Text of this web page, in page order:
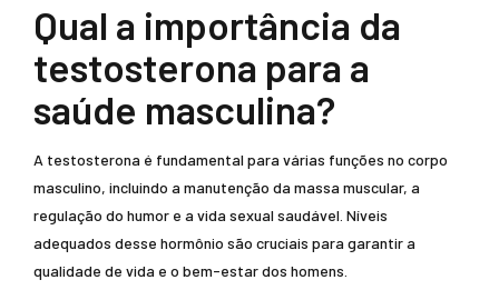
Qual a importância da
testosterona para a
saúde masculina?
A testosterona é fundamental para várias funções no corpo
masculino, incluindo a manutenção da massa muscular, a
regulação do humor e a vida sexual saudável. Níveis
adequados desse hormônio são cruciais para garantir a
qualidade de vida e o bem-estar dos homens.